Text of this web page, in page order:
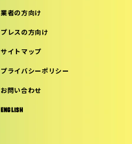
業者の方向け
プレスの方向け
サイトマップ
プライバシーポリシー
お問い合わせ
ENGLISH